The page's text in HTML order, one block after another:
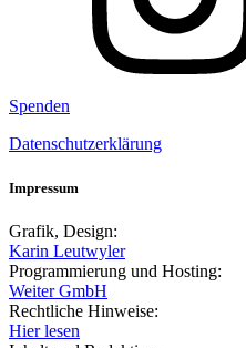
Spenden
Datenschutzerklärung
Impressum
Grafik, Design:
Karin Leutwyler
Programmierung und Hosting:
Weiter GmbH
Rechtliche Hinweise:
Hier lesen